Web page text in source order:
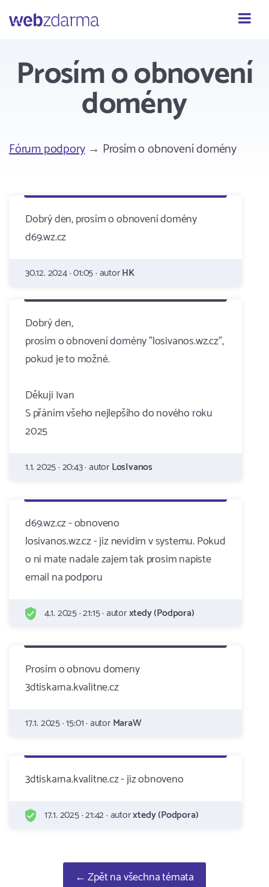
Webzdarma
Prosím o obnovení
domény
Fórum podpory→ Prosím o obnovení domény
Dobrý den, prosím o obnovení domény
d69.wz.cz
30.12. 2024 · 01:05 · autorHK
Dobrý den,
prosím o obnovení domény "losivanos.wz.cz",
pokud je to možné.
Děkuji Ivan
S přáním všeho nejlepšího do nového roku
2025
1.1. 2025 · 20:43 · autorLosIvanos
d69.wz.cz - obnoveno
losivanos.wz.cz - jiz nevidim v systemu. Pokud
o ni mate nadale zajem tak prosim napiste
email na podporu
4.1. 2025 · 21:15 · autorxtedy (Podpora)
Prosím o obnovu domeny
3dtiskarna.kvalitne.cz
17.1. 2025 · 15:01 · autorMaraW
3dtiskarna.kvalitne.cz - jiz obnoveno
17.1. 2025 · 21:42 · autorxtedy (Podpora)
← Zpět na všechna témata